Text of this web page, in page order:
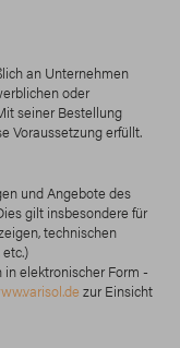
an Unternehmen
oder
seiner Bestellung
Voraussetzung erfüllt.
und Angebote des
gilt insbesondere für
technischen
elektronischer Form -
zur Einsicht